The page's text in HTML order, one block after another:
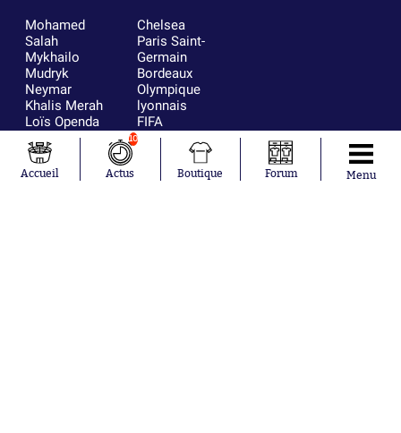
Mohamed
Salah
Mykhailo
Mudryk
Neymar
Khalis Merah
Loïs Openda
Moussa
Niakhaté
Nicolás
Tagliafico
Chelsea
Paris Saint-
Germain
Bordeaux
Olympique
lyonnais
FIFA
Real Madrid
RC Strasbourg
AC Milan
France
Accueil
10
Actus Boutique Forum Menu